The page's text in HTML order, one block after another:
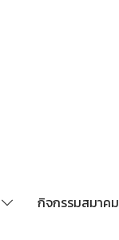
กิจกรรมสมาคม